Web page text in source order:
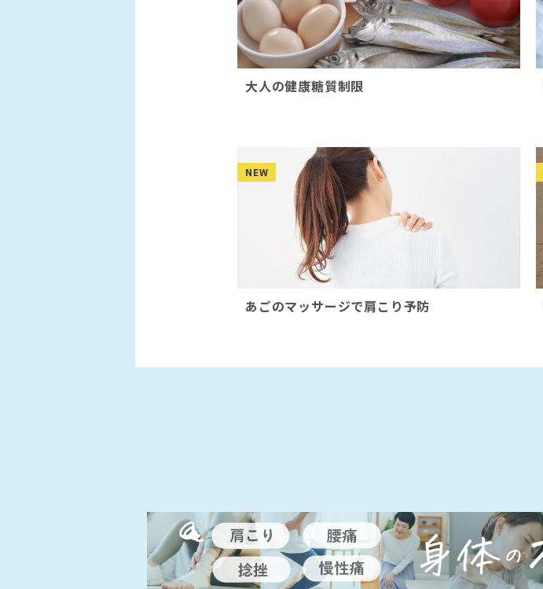
大人の健康糖質制限
NEW
あごのマッサージで肩こり予防